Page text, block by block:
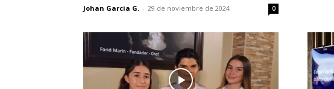
Johan Garcia G. - 29 de noviembre de 2024 0